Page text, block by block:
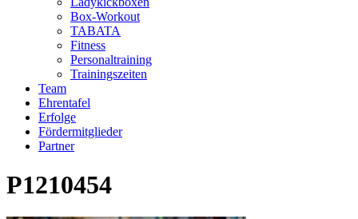
Box-Workout
TABATA
Fitness
Personaltraining
Trainingszeiten
Team
Ehrentafel
Erfolge
Fördermitglieder
Partner
P1210454